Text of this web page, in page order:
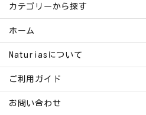
カテゴリーから探す
ホーム
Naturiasについて
ご利用ガイド
お問い合わせ